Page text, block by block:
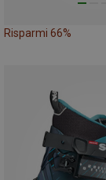
Risparmi 66%